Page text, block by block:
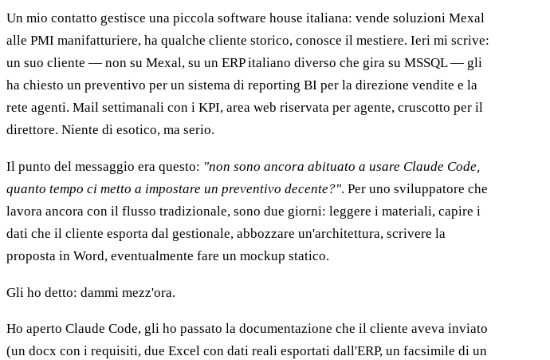
Un mio contatto gestisce una piccola software house italiana: vende soluzioni Mexal
alle PMI manifatturiere, ha qualche cliente storico, conosce il mestiere. Ieri mi scrive:
un suo cliente — non su Mexal, su un ERP italiano diverso che gira su MSSQL — gli
ha chiesto un preventivo per un sistema di reporting BI per la direzione vendite e la
rete agenti. Mail settimanali con i KPI, area web riservata per agente, cruscotto per il
direttore. Niente di esotico, ma serio.
Il punto del messaggio era questo: "non sono ancora abituato a usare Claude Code,
quanto tempo ci metto a impostare un preventivo decente?". Per uno sviluppatore che
lavora ancora con il flusso tradizionale, sono due giorni: leggere i materiali, capire i
dati che il cliente esporta dal gestionale, abbozzare un'architettura, scrivere la
proposta in Word, eventualmente fare un mockup statico.
Gli ho detto: dammi mezz'ora.
Ho aperto Claude Code, gli ho passato la documentazione che il cliente aveva inviato
(un docx con i requisiti, due Excel con dati reali esportati dall'ERP, un facsimile di un